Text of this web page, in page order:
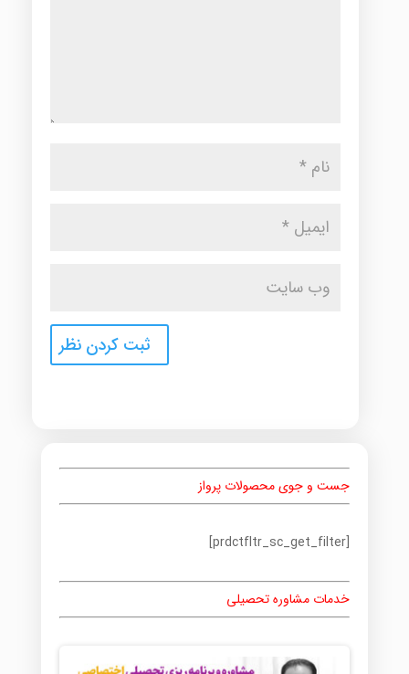
جست و جوی محصولات پرواز
[prdctfltr_sc_get_filter]
خدمات مشاوره تحصیلی